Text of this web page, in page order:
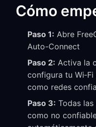
Cómo
Paso 1: Abre
Auto-Connect
Paso 2: Activa la
configura tu
como redes
Paso 3: Todas
como no